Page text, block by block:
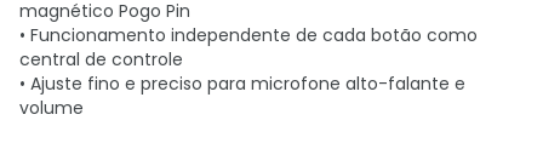
magnético Pogo Pin
• Funcionamento independente de cada botão como
central de controle
• Ajuste fino e preciso para microfone alto-falante e
volume